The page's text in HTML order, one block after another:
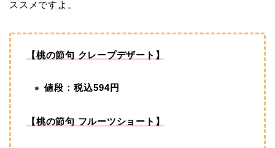
ススメですよ。
【桃の節句 クレープデザート】
値段：税込594円
【桃の節句 フルーツショート】